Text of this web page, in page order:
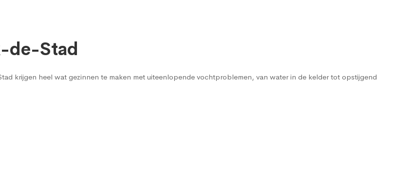
de-Stad
krijgen heel wat gezinnen te maken met uiteenlopende vochtproblemen, van water in de kelder tot opstijgend